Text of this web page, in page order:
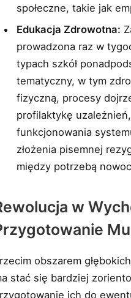
społeczne, takie jak
Edukacja Zdrowotna:
prowadzona raz w
typach szkół
tematyczny, w tym
fizyczną, procesy
profilaktykę
funkcjonowania
złożenia pisemnej
między potrzebą
w
obszarem
stać się bardziej
ich do